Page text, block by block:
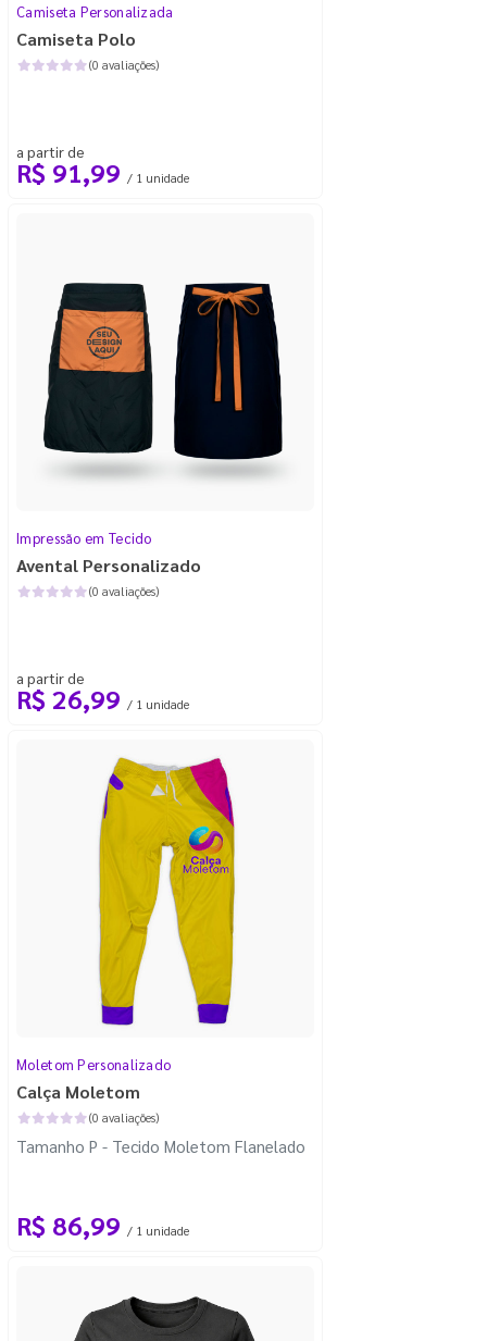
Camiseta Personalizada
Camiseta Polo
(0 avaliações)
a partir de
R$ 91,99 / 1 unidade
Impressão em Tecido
Avental Personalizado
(0 avaliações)
a partir de
R$ 26,99 / 1 unidade
Moletom Personalizado
Calça Moletom
(0 avaliações)
Tamanho P - Tecido Moletom Flanelado
R$ 86,99 / 1 unidade